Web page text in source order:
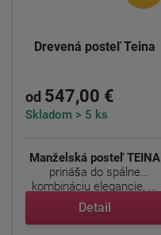
Drevená posteľ Teina
od 547,00 €
Skladom > 5 ks
Manželská posteľ TEINA
prináša do spálne
kombináciu elegancie, ...
Detail